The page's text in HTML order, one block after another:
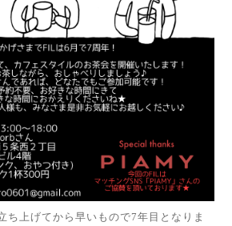
ち上げてから早いもので7年目となりま